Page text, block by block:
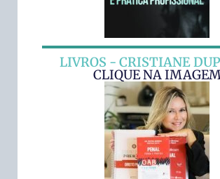
LIVROS - CRISTIANE
CLIQUE NA